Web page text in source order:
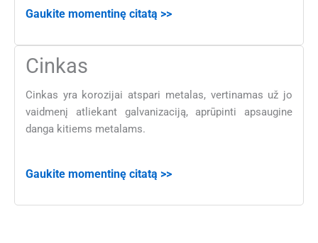
Gaukite momentinę citatą >>
Cinkas
Cinkas yra korozijai atspari metalas, vertinamas už jo
vaidmenį atliekant galvanizaciją, aprūpinti apsaugine
danga kitiems metalams.
Gaukite momentinę citatą >>